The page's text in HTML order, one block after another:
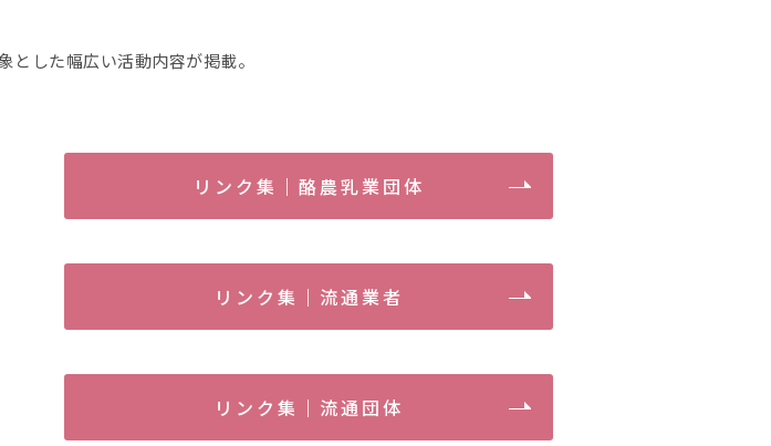
した幅広い活動内容が掲載。
リンク集｜酪農乳業団体
リンク集｜流通業者
リンク集｜流通団体